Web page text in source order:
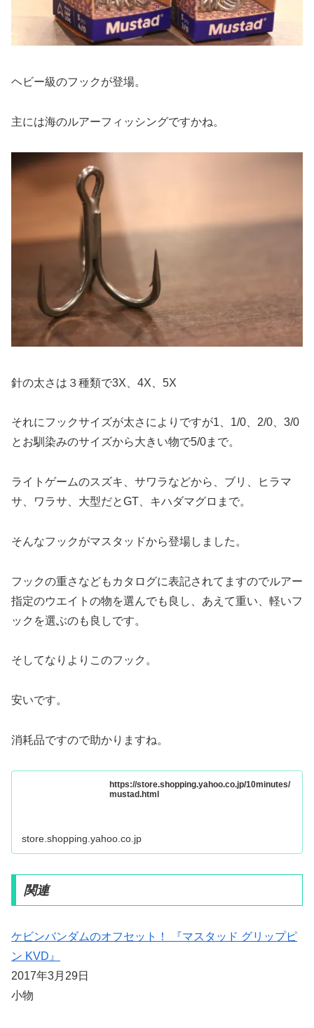
ヘビー級のフックが登場。
主には海のルアーフィッシングですかね。
針の太さは３種類で3X、4X、5X
それにフックサイズが太さによりですが1、1/0、2/0、3/0
とお馴染みのサイズから大きい物で5/0まで。
ライトゲームのスズキ、サワラなどから、ブリ、ヒラマ
サ、ワラサ、大型だとGT、キハダマグロまで。
そんなフックがマスタッドから登場しました。
フックの重さなどもカタログに表記されてますのでルアー
指定のウエイトの物を選んでも良し、あえて重い、軽いフ
ックを選ぶのも良しです。
そしてなりよりこのフック。
安いです。
消耗品ですので助かりますね。
https://store.shopping.yahoo.co.jp/10minutes/
mustad.html
store.shopping.yahoo.co.jp
関連
ケビンバンダムのオフセット！ 『マスタッド グリップピ
ン KVD』
2017年3月29日
小物